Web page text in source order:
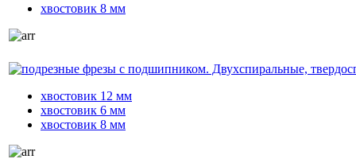
хвостовик 8 мм
хвостовик 12 мм
хвостовик 6 мм
хвостовик 8 мм